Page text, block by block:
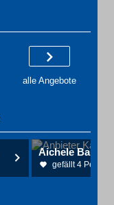
alle Angebote
gefällt 4